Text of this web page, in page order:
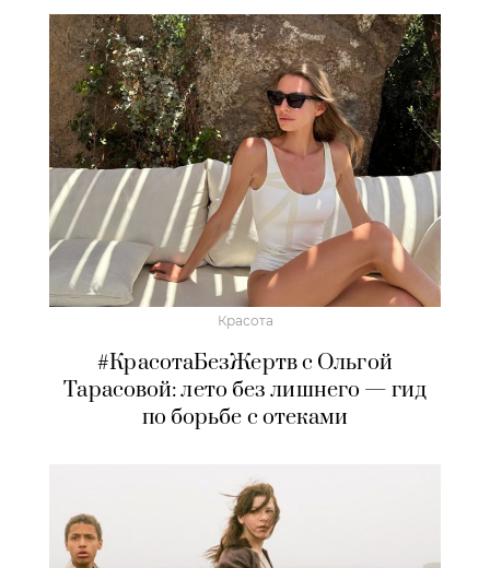
Красота
#КрасотаБезЖертв с Ольгой
Тарасовой: лето без лишнего — гид
по борьбе с отеками